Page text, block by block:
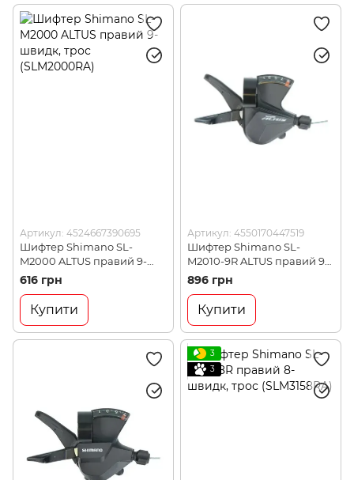
Артикул: 4524667390695
Шифтер Shimano SL-
M2000 ALTUS правий 9-
швидк, трос (SLM2000RA)
616 грн
Купити
Артикул: 4550170447519
Шифтер Shimano SL-
M2010-9R ALTUS правий 9-
швидк. трос (SLM20109RA)
896 грн
Купити
3
3